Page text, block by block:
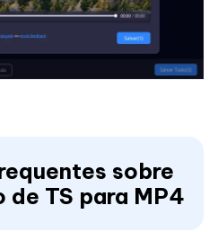
sobre
de TS para MP4